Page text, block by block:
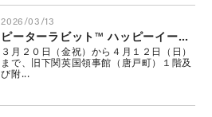
2026/03/13
ピーターラビット™ ハッピーイースター
３月２０日（金祝）から４月１２日（日）
まで、旧下関英国領事館（唐戸町）１階及
び附...